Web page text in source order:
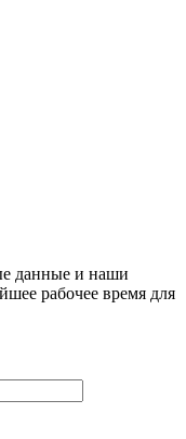
данные и наши
рабочее время для